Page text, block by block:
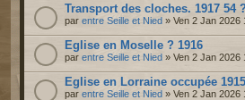
Transport des cloches. 1917 54
par entre Seille et Nied » Ven 2 Jan 2026
Eglise en Moselle ? 1916
par entre Seille et Nied » Ven 2 Jan 2026
Eglise en Lorraine occupée 1915
par entre Seille et Nied » Ven 2 Jan 2026